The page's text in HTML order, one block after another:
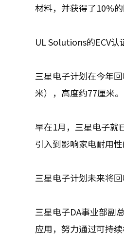
材料，并获得了10%的
UL Solutions的ECV认
三星电子计划在今年
米），高度约77厘米。
早在1月，三星电子就
引入到影响家电耐用
三星电子计划未来将
三星电子DA事业部副
应用，努力通过可持